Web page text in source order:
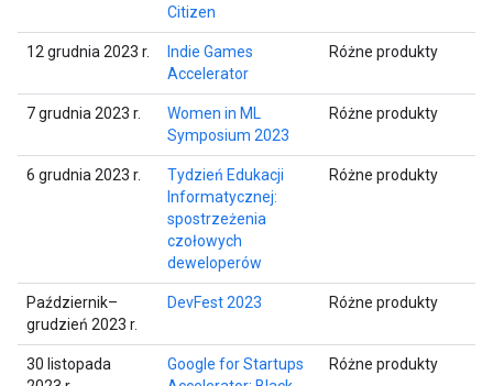
Citizen
12 grudnia 2023 r.
Indie Games
Accelerator
Różne produkty
7 grudnia 2023 r.
Women in ML
Symposium 2023
Różne produkty
6 grudnia 2023 r.
Tydzień Edukacji
Informatycznej:
spostrzeżenia
czołowych
deweloperów
Różne produkty
Październik–
grudzień 2023 r.
DevFest 2023 Różne produkty
30 listopada
Google for Startups
Różne produkty